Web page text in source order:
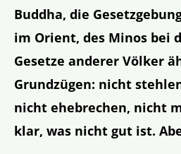
Buddha, die
im Orient, des Minos bei
Gesetze anderer Völker
Grundzügen: nicht
nicht ehebrechen, nicht
klar, was nicht gut ist.